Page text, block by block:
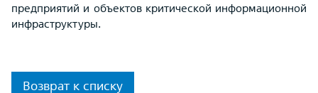
предприятий и объектов критической информационной
инфраструктуры.
Возврат к списку